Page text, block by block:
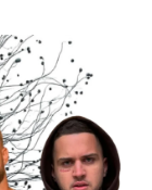
padurim
rrëmbejë